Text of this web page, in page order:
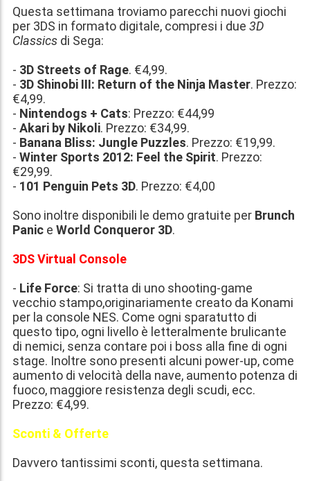
Questa settimana troviamo parecchi nuovi giochi
per 3DS in formato digitale, compresi i due 3D
Classics di Sega:
- 3D Streets of Rage. €4,99.
- 3D Shinobi III: Return of the Ninja Master. Prezzo:
€4,99.
- Nintendogs + Cats: Prezzo: €44,99
- Akari by Nikoli. Prezzo: €34,99.
- Banana Bliss: Jungle Puzzles. Prezzo: €19,99.
- Winter Sports 2012: Feel the Spirit. Prezzo:
€29,99.
- 101 Penguin Pets 3D. Prezzo: €4,00
Sono inoltre disponibili le demo gratuite per Brunch
Panic e World Conqueror 3D.
3DS Virtual Console
- Life Force: Si tratta di uno shooting-game
vecchio stampo,originariamente creato da Konami
per la console NES. Come ogni sparatutto di
questo tipo, ogni livello è letteralmente brulicante
di nemici, senza contare poi i boss alla fine di ogni
stage. Inoltre sono presenti alcuni power-up, come
aumento di velocità della nave, aumento potenza di
fuoco, maggiore resistenza degli scudi, ecc.
Prezzo: €4,99.
Sconti & Offerte
Davvero tantissimi sconti, questa settimana.